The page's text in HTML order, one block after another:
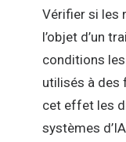
Vérifier si les
l’objet d’un
conditions
utilisés à des
cet effet les
systèmes